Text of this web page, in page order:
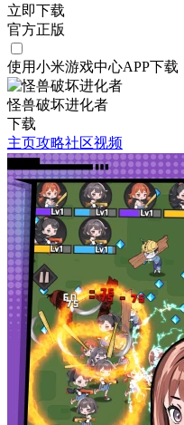
立即下载
官方正版
使用小米游戏中心APP下载
怪兽破坏进化者
下载
主页攻略社区视频